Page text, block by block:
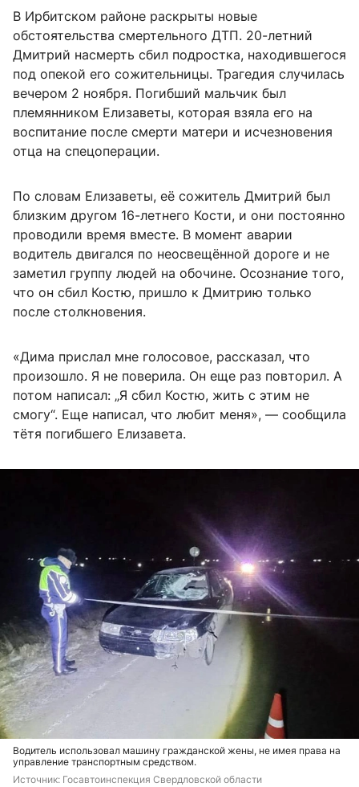
В Ирбитском районе раскрыты новые
обстоятельства смертельного ДТП. 20-летний
Дмитрий насмерть сбил подростка, находившегося
под опекой его сожительницы. Трагедия случилась
вечером 2 ноября. Погибший мальчик был
племянником Елизаветы, которая взяла его на
воспитание после смерти матери и исчезновения
отца на спецоперации.
По словам Елизаветы, её сожитель Дмитрий был
близким другом 16-летнего Кости, и они постоянно
проводили время вместе. В момент аварии
водитель двигался по неосвещённой дороге и не
заметил группу людей на обочине. Осознание того,
что он сбил Костю, пришло к Дмитрию только
после столкновения.
«Дима прислал мне голосовое, рассказал, что
произошло. Я не поверила. Он еще раз повторил. А
потом написал: „Я сбил Костю, жить с этим не
смогу“. Еще написал, что любит меня», — сообщила
тётя погибшего Елизавета.
Водитель использовал машину гражданской жены, не имея права на
управление транспортным средством.
Источник: Госавтоинспекция Свердловской области